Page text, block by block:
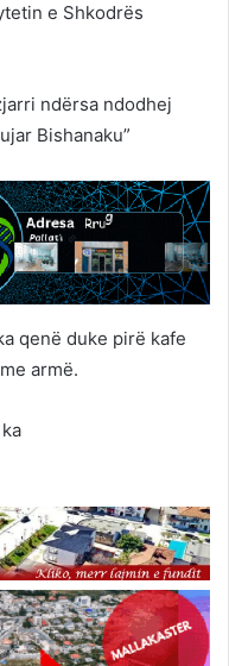
e Shkodrës
ndërsa ndodhej
Bishanaku”
qenë duke pirë kafe
armë.